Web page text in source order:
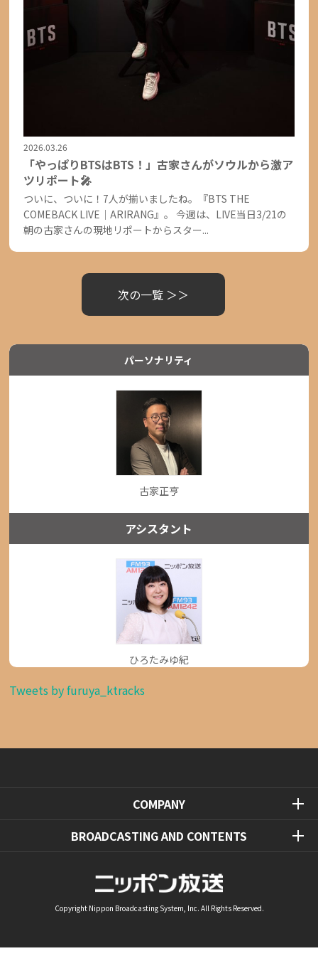
2026.03.26
「やっぱりBTSはBTS！」古家さんがソウルから激ア
ツリポート🎤
ついに、ついに！7人が揃いましたね。『BTS THE
COMEBACK LIVE｜ARIRANG』。 今週は、LIVE当日3/21の
朝の古家さんの現地リポートからスター...
次の一覧 ＞＞
パーソナリティ
古家正亨
アシスタント
ひろたみゆ紀
Tweets by furuya_ktracks
COMPANY
BROADCASTING AND CONTENTS
Copyright Nippon Broadcasting System, Inc. All Rights Reserved.